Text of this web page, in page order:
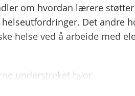
om hvordan lærere
Det andre
helse ved å arbeide med
understreket hvor